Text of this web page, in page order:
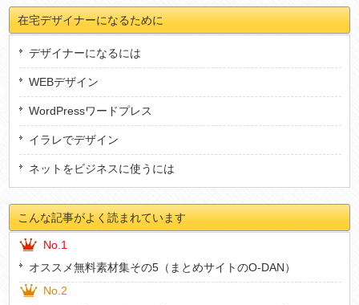
在宅デザイナーになるために
デザイナーになるには
WEBデザイン
WordPressワードプレス
イラレでデザイン
ネットをビジネスに使うには
こんな記事がよく読まれています
No.1
オススメ無料素材集その5（まとめサイトのO-DAN）
No.2